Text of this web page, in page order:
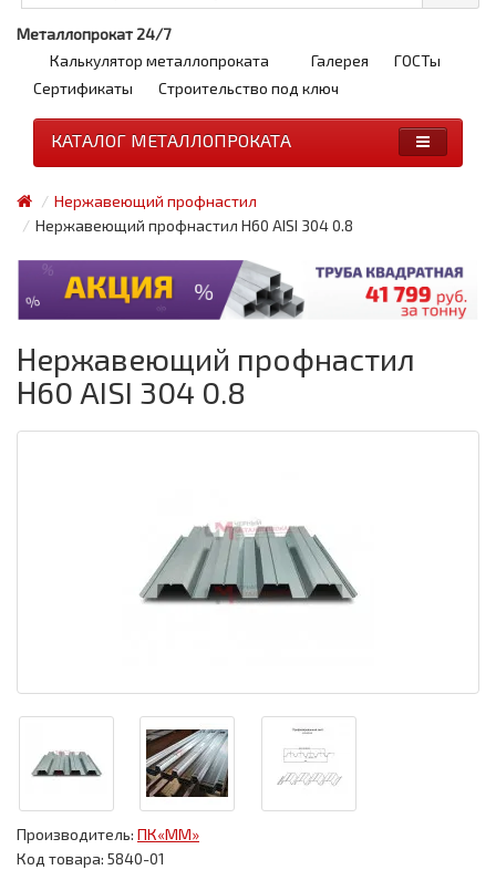
Металлопрокат 24/7
Калькулятор металлопроката
Галерея
ГОСТы
Сертификаты
Строительство под ключ
КАТАЛОГ МЕТАЛЛОПРОКАТА
Нержавеющий профнастил
Нержавеющий профнастил Н60 AISI 304 0.8
Нержавеющий профнастил
Н60 AISI 304 0.8
Производитель: ПК«ММ»
Код товара: 5840-01